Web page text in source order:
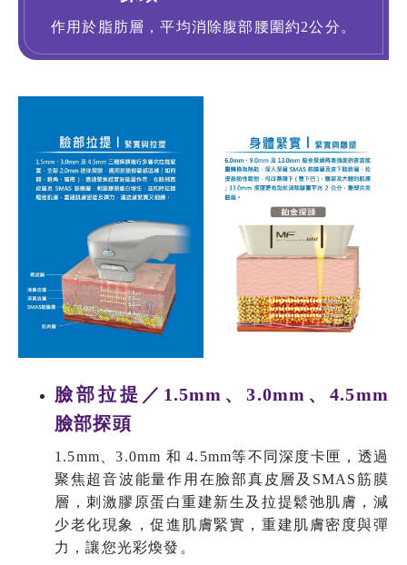
作用於脂肪層，平均消除腹部腰圍約2公分。
臉部拉提／1.5mm、3.0mm、4.5mm
臉部探頭
1.5mm、3.0mm 和 4.5mm等不同深度卡匣，透過
聚焦超音波能量作用在臉部真皮層及SMAS筋膜
層，刺激膠原蛋白重建新生及拉提鬆弛肌膚，減
少老化現象，促進肌膚緊實，重建肌膚密度與彈
力，讓您光彩煥發。